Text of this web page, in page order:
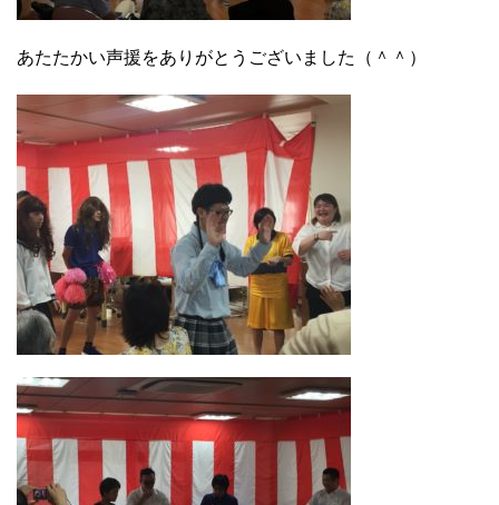
あたたかい声援をありがとうございました（＾＾）